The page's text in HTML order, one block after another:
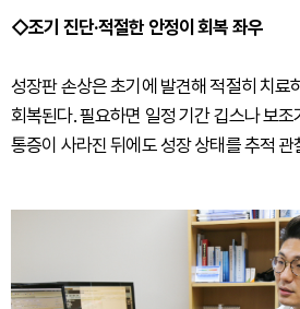
◇조기 진단·적절한 안정이 회복 좌우
성장판 손상은 초기에 발견해 적절히 치료
회복된다. 필요하면 일정 기간 깁스나 보
통증이 사라진 뒤에도 성장 상태를 추적 관